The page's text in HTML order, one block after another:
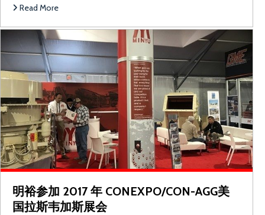
Read More
明裕参加 2017 年 CONEXPO/CON-AGG美
国拉斯韦加斯展会